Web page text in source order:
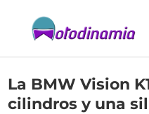
La BMW Vision
cilindros y una